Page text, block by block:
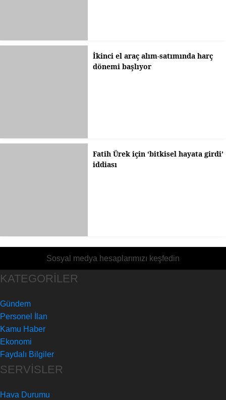
İkinci el araç alım-satımında harç
dönemi başlıyor
Fatih Ürek için ‘bitkisel hayata girdi’
iddiası
Sosyal medya hesaplarımızı keşfedin
KATEGORİLER
Gündem
Personel İlan
Kamu Haber
Ekonomi
Faydalı Bilgiler
SERVİSLER
Hava Durumu